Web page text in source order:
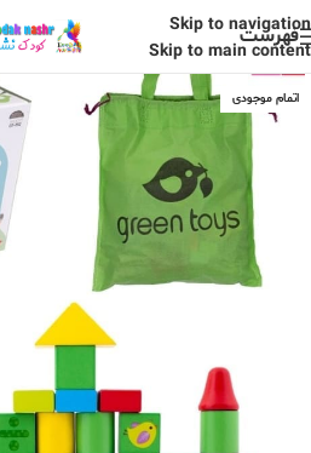
Skip to navigation
Skip to main content
فهرست
اتمام موجودی